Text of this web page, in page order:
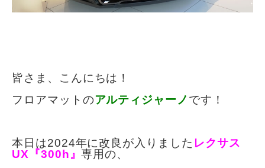
皆さま、こんにちは！
フロアマットのアルティジャーノ です！
本日は2024年に改良が入りました レクサス
UX『300h』専用の、